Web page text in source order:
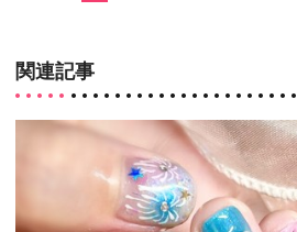
関連記事